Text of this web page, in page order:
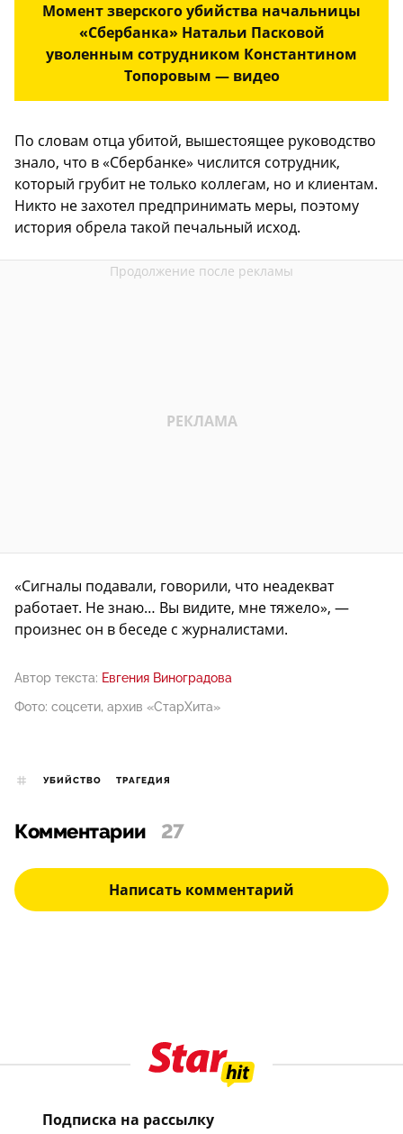
Момент зверского убийства начальницы
«Сбербанка» Натальи Пасковой
уволенным сотрудником Константином
Топоровым — видео
По словам отца убитой, вышестоящее руководство
знало, что в «Сбербанке» числится сотрудник,
который грубит не только коллегам, но и клиентам.
Никто не захотел предпринимать меры, поэтому
история обрела такой печальный исход.
«Сигналы подавали, говорили, что неадекват
работает. Не знаю… Вы видите, мне тяжело», —
произнес он в беседе с журналистами.
Автор текста: Евгения Виноградова
Фото: соцсети, архив «СтарХита»
УБИЙСТВО ТРАГЕДИЯ
Комментарии 27
Написать комментарий
Подписка на рассылку